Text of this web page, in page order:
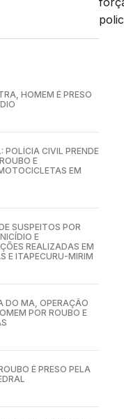
HOMEM É PRESO
POLÍCIA CIVIL PRENDE
E
EM
SUSPEITOS POR
E
REALIZADAS EM
E ITAPECURU-MIRIM
DO MA, OPERAÇÃO
POR ROUBO E
É PRESO PELA